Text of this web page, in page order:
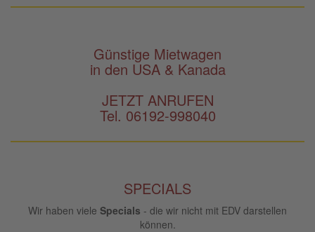
Günstige Mietwagen
in den USA & Kanada
JETZT ANRUFEN
Tel. 06192-998040
SPECIALS
Wir haben viele Specials - die wir nicht mit EDV darstellen
können.